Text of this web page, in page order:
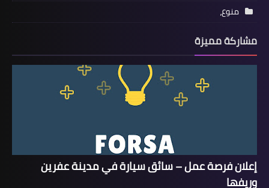
منوع،
مشاركة مميزة
إعلان فرصة عمل – سائق سيارة في مدينة عفرين
وريفها